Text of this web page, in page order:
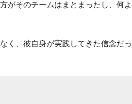
がそのチームはまとまったし、何よ
く、彼自身が実践してきた信念だっ